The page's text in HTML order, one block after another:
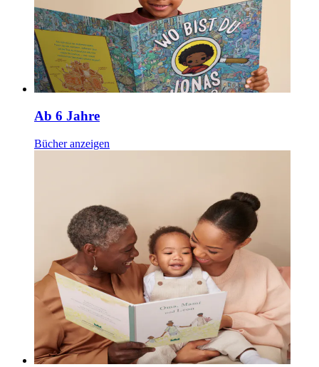
Ab 6 Jahre
Bücher anzeigen